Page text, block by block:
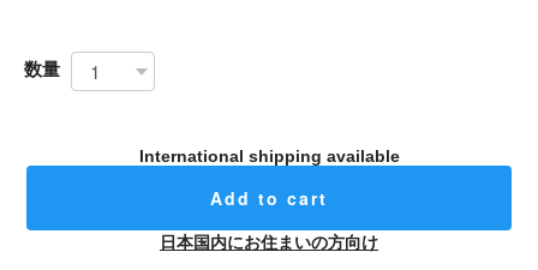
数量
International shipping available
Add to cart
日本国内にお住まいの方向け